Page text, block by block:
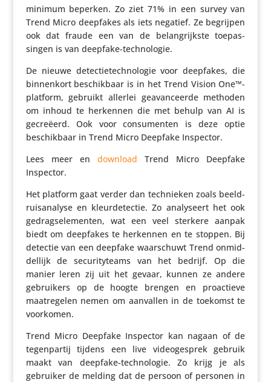
minimum beperken. Zo ziet 71% in een survey van
Trend Micro deepfakes als iets negatief. Ze begrijpen
ook dat fraude een van de belang­rijkste toepas­
singen is van deepfake-technologie.
De nieuwe detec­tie­tech­no­logie voor deepfakes, die
binnen­kort beschik­baar is in het Trend Vision One™-
platform, gebruikt allerlei geavan­ceerde methoden
om inhoud te herkennen die met behulp van AI is
gecreëerd. Ook voor consu­menten is deze optie
beschik­baar in Trend Micro Deepfake Inspector.
Lees meer en download Trend Micro Deepfake
Inspector.
Het platform gaat verder dan tech­nieken zoals beeld­
ruis­ana­lyse en kleur­de­tectie. Zo analy­seert het ook
gedrags­ele­menten, wat een veel sterkere aanpak
biedt om deepfakes te herkennen en te stoppen. Bij
detectie van een deepfake waar­schuwt Trend onmid­
del­lijk de secu­ri­ty­teams van het bedrijf. Op die
manier leren zij uit het gevaar, kunnen ze andere
gebrui­kers op de hoogte brengen en proac­tieve
maat­re­gelen nemen om aanvallen in de toekomst te
voorkomen.
Trend Micro Deepfake Inspector kan nagaan of de
tegen­partij tijdens een live video­ge­sprek gebruik
maakt van deepfake-tech­no­logie. Zo krijg je als
gebruiker de melding dat de persoon of personen in